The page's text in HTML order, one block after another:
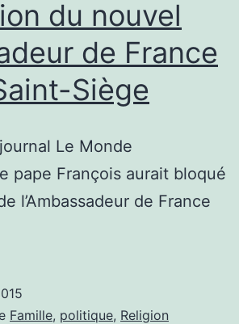
du nouvel
de France
Siège
Le Monde
pape François aurait bloqué
l’Ambassadeur de France
Famille, politique, Religion